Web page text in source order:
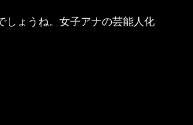
しょうね。女子アナの芸能人化